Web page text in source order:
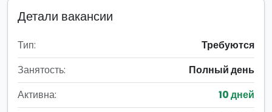
Детали вакансии
Тип:
Требуются
Занятость:
Полный день
Активна:
10 дней